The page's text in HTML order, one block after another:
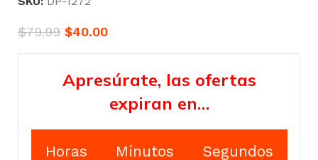
$79.99 $40.00
Apresúrate, las ofertas
expiran en…
Horas Minutos Segundos